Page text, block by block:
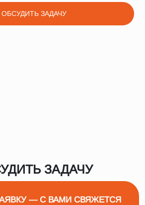
ОБСУДИТЬ ЗАДАЧУ
ЗАДАЧУ
— С ВАМИ СВЯЖЕТСЯ